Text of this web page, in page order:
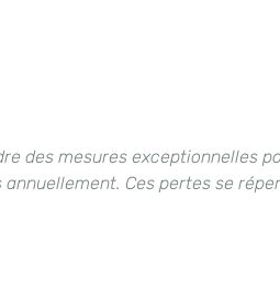
des mesures exceptionnelles
Ces pertes se